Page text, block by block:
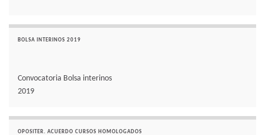
BOLSA INTERINOS 2019
Convocatoria Bolsa interinos
2019
OPOSITER. ACUERDO CURSOS HOMOLOGADOS